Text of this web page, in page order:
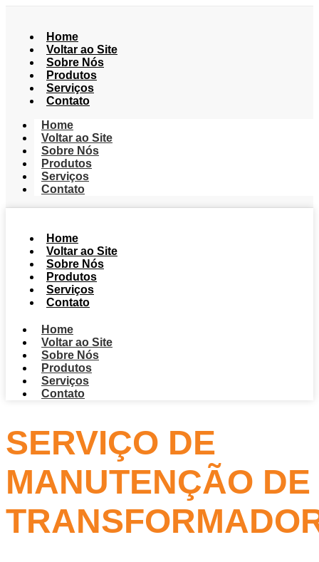
Home
Voltar ao Site
Sobre Nós
Produtos
Serviços
Contato
Home
Voltar ao Site
Sobre Nós
Produtos
Serviços
Contato
Home
Voltar ao Site
Sobre Nós
Produtos
Serviços
Contato
Home
Voltar ao Site
Sobre Nós
Produtos
Serviços
Contato
SERVIÇO DE
MANUTENÇÃO DE